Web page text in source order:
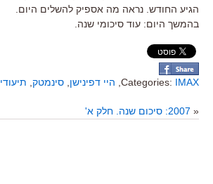
הגיע החודש. נראה מה אספיק להשלים היום.
בהמשך היום: עוד סיכומי שנה.
Categories: IMAX היי דפינישן סינמטק תיעודי
« 2007: סיכום שנה. חלק א'